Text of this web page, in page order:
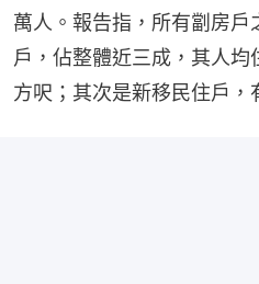
萬人。報告指，所有劏房戶
戶，佔整體近三成，其人
方呎；其次是新移民住戶，